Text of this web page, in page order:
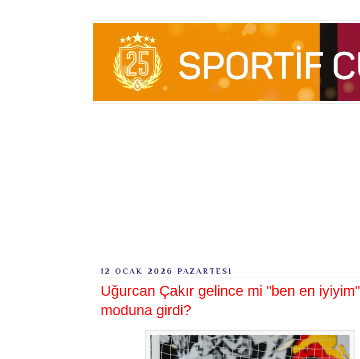
12 OCAK 2026 PAZARTESI
Uğurcan Çakır gelince mi "ben en iyiyim"
moduna girdi?